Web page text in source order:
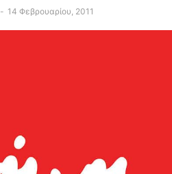
- 14 Φεβρουαρίου, 2011